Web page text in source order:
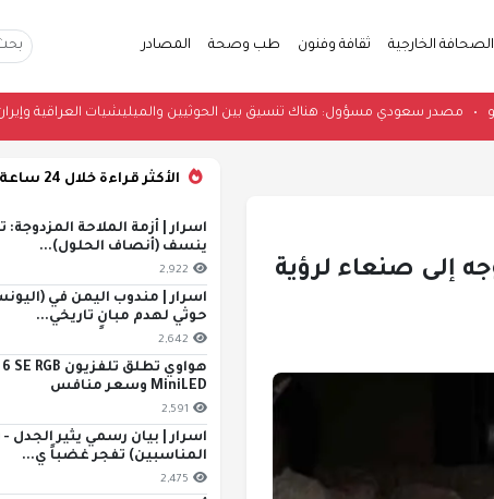
الخارجية ثقافة وفنون طب وصحة المصادر
وارسو•مصدر سعودي مسؤول: هناك تنسيق بين الحوثيين والميليشيات
إلى صنعاء لرؤية
الأكثر قراءة خلال 24 ساعة
اسرار | أزمة الملاحة
ينسف (أنصاف الحلول)...
2,922
اسرار | مندوب اليمن في
حوثي لهدم مبانٍ تاريخي...
2,642
MiniLED وسعر منافس
2,591
اسرار | بيان رسمي يثير الجدل -
المناسبين) تفجر غضباً ي...
2,475